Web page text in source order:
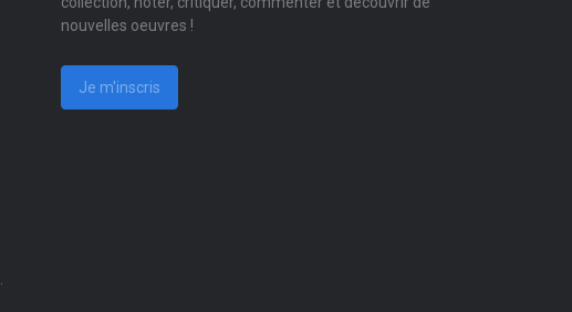
nouvelles oeuvres !
Je m'inscris